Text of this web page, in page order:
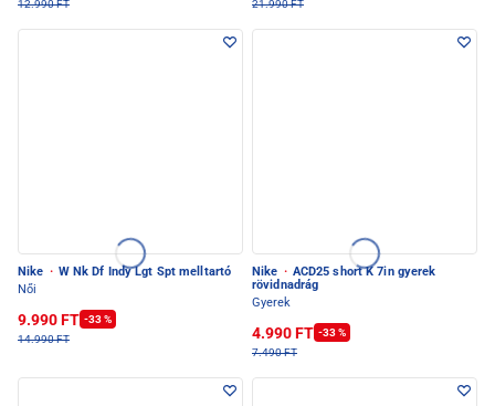
12.990 FT 21.990 FT
Nike · W Nk Df Indy Lgt Spt melltartó
Női
9.990 FT -33 %
14.990 FT
Nike · ACD25 short K 7in gyerek
rövidnadrág
Gyerek
4.990 FT -33 %
7.490 FT